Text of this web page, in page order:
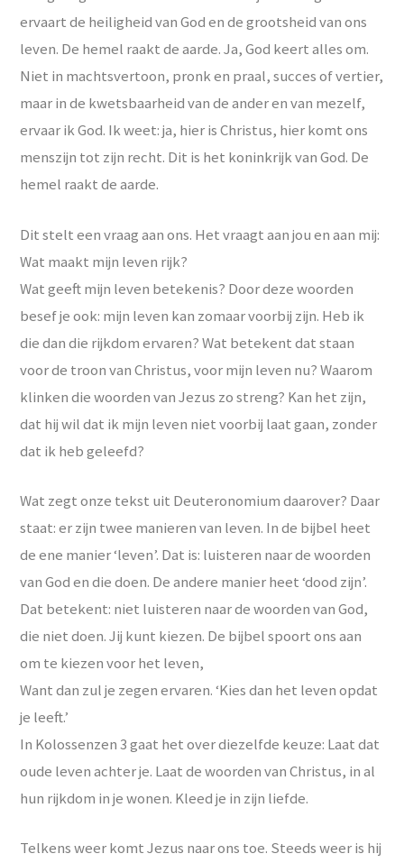
ervaart de heiligheid van God en de grootsheid van ons
leven. De hemel raakt de aarde. Ja, God keert alles om.
Niet in machtsvertoon, pronk en praal, succes of vertier,
maar in de kwetsbaarheid van de ander en van mezelf,
ervaar ik God. Ik weet: ja, hier is Christus, hier komt ons
menszijn tot zijn recht. Dit is het koninkrijk van God. De
hemel raakt de aarde.
Dit stelt een vraag aan ons. Het vraagt aan jou en aan mij:
Wat maakt mijn leven rijk?
Wat geeft mijn leven betekenis? Door deze woorden
besef je ook: mijn leven kan zomaar voorbij zijn. Heb ik
die dan die rijkdom ervaren? Wat betekent dat staan
voor de troon van Christus, voor mijn leven nu? Waarom
klinken die woorden van Jezus zo streng? Kan het zijn,
dat hij wil dat ik mijn leven niet voorbij laat gaan, zonder
dat ik heb geleefd?
Wat zegt onze tekst uit Deuteronomium daarover? Daar
staat: er zijn twee manieren van leven. In de bijbel heet
de ene manier ‘leven’. Dat is: luisteren naar de woorden
van God en die doen. De andere manier heet ‘dood zijn’.
Dat betekent: niet luisteren naar de woorden van God,
die niet doen. Jij kunt kiezen. De bijbel spoort ons aan
om te kiezen voor het leven,
Want dan zul je zegen ervaren. ‘Kies dan het leven opdat
je leeft.’
In Kolossenzen 3 gaat het over diezelfde keuze: Laat dat
oude leven achter je. Laat de woorden van Christus, in al
hun rijkdom in je wonen. Kleed je in zijn liefde.
Telkens weer komt Jezus naar ons toe. Steeds weer is hij